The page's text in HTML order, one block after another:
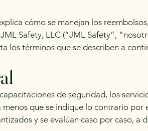
cómo se manejan los
Safety, LLC (“JML Safety”,
los términos que se describen a
de seguridad, los
menos que se indique lo contrario por
y se evalúan caso por caso, a